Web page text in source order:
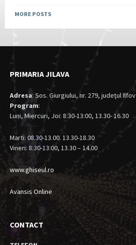
MORE POSTS
PRIMARIA JILAVA
Adresa: Sos. Giurgiului, nr. 279, judeţul Ilfov
Program:
Luni, Miercuri, Joi: 8:30-13:00, 13.30- 16.30
Marti: 08.30-13.00. 13.30-18.30
Vineri: 8:30-13:00, 13.30 – 14.00
www.ghiseul.ro
Avansis Online
CONTACT